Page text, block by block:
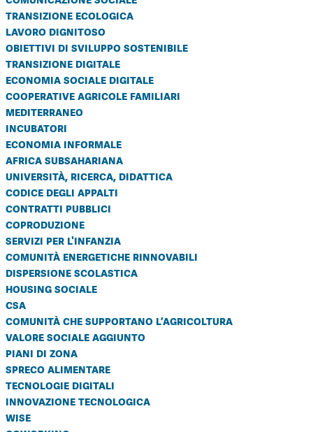
transizione ecologica
lavoro dignitoso
obiettivi di sviluppo sostenibile
transizione digitale
economia sociale digitale
cooperative agricole familiari
mediterraneo
incubatori
economia informale
africa subsahariana
università, ricerca, didattica
codice degli appalti
contratti pubblici
coproduzione
servizi per l'infanzia
comunità energetiche rinnovabili
dispersione scolastica
housing sociale
csa
comunità che supportano l’agricoltura
valore sociale aggiunto
piani di zona
spreco alimentare
tecnologie digitali
innovazione tecnologica
wise